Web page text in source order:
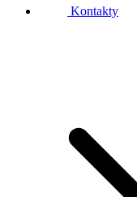
Kontakty